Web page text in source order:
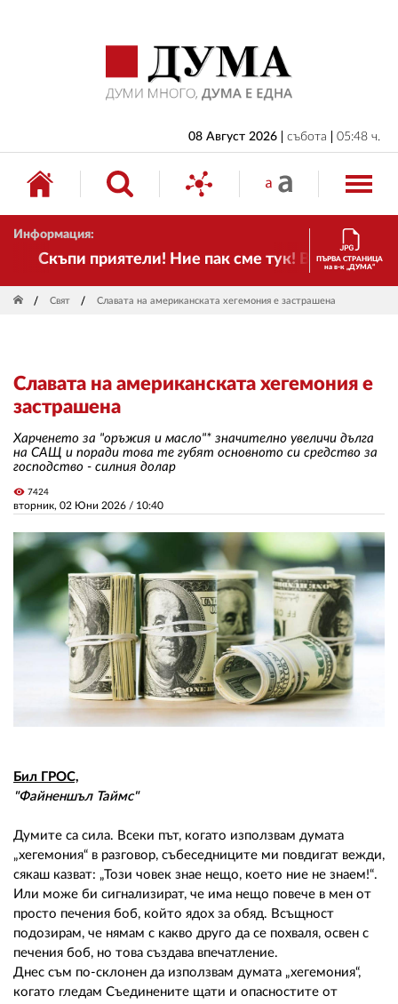
08 Август 2026 събота 05:48 ч.
Информация:
Скъпи приятели! Ние пак сме тук! Времето се
ПЪРВА СТРАНИЦА
на в-к „ДУМА“
Свят Славата на американската хегемония е застрашена
Славата на американската хегемония е
застрашена
Харченето за "оръжия и масло"* значително увеличи дълга
на САЩ и поради това те губят основното си средство за
господство - силния долар
вторник, 02 Юни 2026 / 10:40
visibility 7424
Бил ГРОС,
"Файненшъл Таймс"
Думите са сила. Всеки път, когато използвам думата
„хегемония“ в разговор, събеседниците ми повдигат вежди,
сякаш казват: „Този човек знае нещо, което ние не знаем!“.
Или може би сигнализират, че има нещо повече в мен от
просто печения боб, който ядох за обяд. Всъщност
подозирам, че нямам с какво друго да се похваля, освен с
печения боб, но това създава впечатление.
Днес съм по-склонен да използвам думата „хегемония“,
когато гледам Съединените щати и опасностите от
БЪЛГАРИЯ
ИКОНОМИКА
ИЗБОРИ
СВЯТ
ДРУГИ
ЗА НАС
РЕДАКЦИЯ
КОНТАКТИ
РЕКЛАМА
АБОНАМЕНТ
УСЛОВИЯ ЗА ПОЛЗВАНЕ
ПОЛИТИКА ЗА БИСКВИТКИТЕ
ПОЛИТИКАТА ЗА